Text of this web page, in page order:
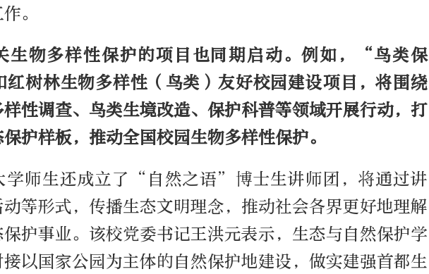
。
生物多样性保护的项目也同期启动。例如， “鸟类保
红树林生物多样性（鸟类）友好校园建设项目，将围绕
性调查、鸟类生境改造、保护科普等领域开展行动，打
护样板，推动全国校园生物多样性保护。
学师生还成立了“自然之语”博士生讲师团，将通过讲
等形式，传播生态文明理念，推动社会各界更好地理解
护事业。 该校党委书记王洪元表示，生态与自然保护学
接以国家公园为主体的自然保护地建设，做实建强首都生